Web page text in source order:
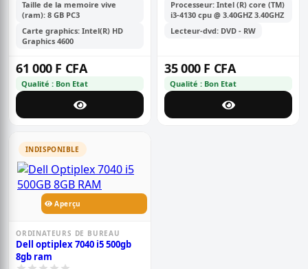
Taille de la memoire vive
(ram): 8 GB PC3
Carte graphics: Intel(R) HD
Graphics 4600
61 000 F CFA
Qualité : Bon Etat
Processeur: Intel (R) core (TM)
i3-4130 cpu @ 3.40GHZ 3.40GHZ
Lecteur-dvd: DVD - RW
35 000 F CFA
Qualité : Bon Etat
INDISPONIBLE
Aperçu
ORDINATEURS DE BUREAU
Dell optiplex 7040 i5 500gb
8gb ram